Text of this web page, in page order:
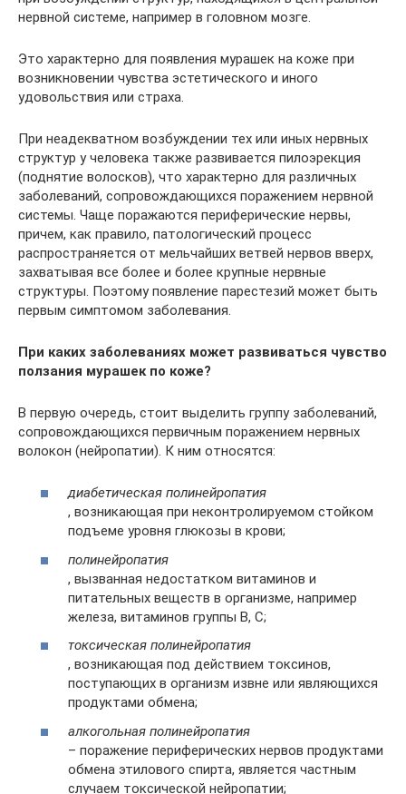
нервной системе, например в головном мозге.
Это характерно для появления мурашек на коже при
возникновении чувства эстетического и иного
удовольствия или страха.
При неадекватном возбуждении тех или иных нервных
структур у человека также развивается пилоэрекция
(поднятие волосков), что характерно для различных
заболеваний, сопровождающихся поражением нервной
системы. Чаще поражаются периферические нервы,
причем, как правило, патологический процесс
распространяется от мельчайших ветвей нервов вверх,
захватывая все более и более крупные нервные
структуры. Поэтому появление парестезий может быть
первым симптомом заболевания.
При каких заболеваниях может развиваться чувство
ползания мурашек по коже?
В первую очередь, стоит выделить группу заболеваний,
сопровождающихся первичным поражением нервных
волокон (нейропатии). К ним относятся:
диабетическая полинейропатия
, возникающая при неконтролируемом стойком
подъеме уровня глюкозы в крови;
полинейропатия
, вызванная недостатком витаминов и
питательных веществ в организме, например
железа, витаминов группы В, С;
токсическая полинейропатия
, возникающая под действием токсинов,
поступающих в организм извне или являющихся
продуктами обмена;
алкогольная полинейропатия
– поражение периферических нервов продуктами
обмена этилового спирта, является частным
случаем токсической нейропатии;